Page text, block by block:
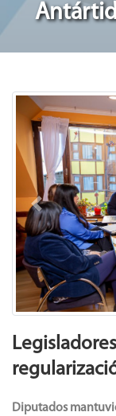
Previous
Diputados